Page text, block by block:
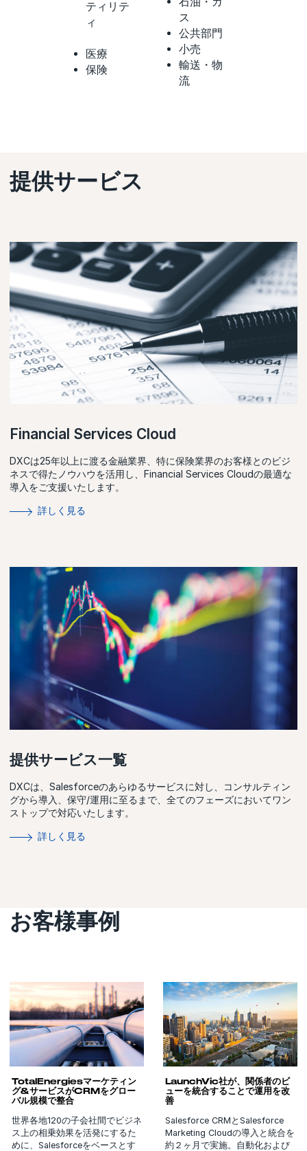
ティリテ
ィ
医療
保険
ス
公共部門
小売
輸送・物
流
提供サービス
Financial Services Cloud
DXCは25年以上に渡る金融業界、特に保険業界のお客様とのビジ
ネスで得たノウハウを活用し、Financial Services Cloudの最適な
導入をご支援いたします。
詳しく見る
提供サービス一覧
DXCは、Salesforceのあらゆるサービスに対し、コンサルティン
グから導入、保守/運用に至るまで、全てのフェーズにおいてワン
ストップで対応いたします。
詳しく見る
お客様事例
TotalEnergiesマーケティン
グ&サービスがCRMをグロー
バル規模で整合
世界各地120の子会社間でビジネ
ス上の相乗効果を活発にするた
めに、Salesforceをベースとす
LaunchVic社が、関係者のビ
ューを統合することで運用を改
善
Salesforce CRMとSalesforce
Marketing Cloudの導入と統合を
約２ヶ月で実施。自動化および